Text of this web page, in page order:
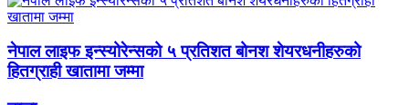
नेपाल लाइफ इन्स्योरेन्सको ५ प्रतिशत बोनश शेयरधनीहरुको
हितग्राही खातामा जम्मा